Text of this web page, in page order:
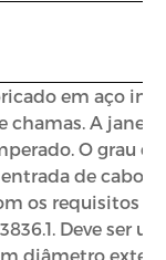
em aço
chamas. A janela
O grau de
de cabo
os requisitos
Deve ser
diâmetro